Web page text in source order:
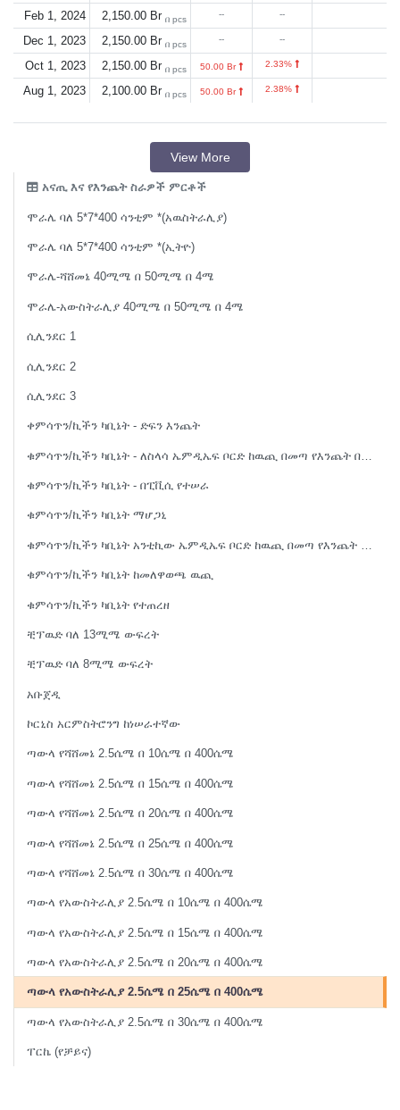
Feb 1, 2024 2,150.00 Br በ pcs -- --
Dec 1, 2023 2,150.00 Br በ pcs -- --
Oct 1, 2023 2,150.00 Br በ pcs 50.00 Br 2.33%
Aug 1, 2023 2,100.00 Br በ pcs 50.00 Br 2.38%
View More
አናጢ እና የእንጨት ስራዎች ምርቶች
ሞራሌ ባለ 5*7*400 ሳንቲም *(አዉስትራሊያ)
ሞራሌ ባለ 5*7*400 ሳንቲም *(ኢትዮ)
ሞራሌ-ሻሸመኔ 40ሚሜ በ 50ሚሜ በ 4ሜ
ሞራሌ-አውስትራሊያ 40ሚሜ በ 50ሚሜ በ 4ሜ
ሲሊንደር 1
ሲሊንደር 2
ሲሊንደር 3
ቀምሳጥን/ኪችን ካቢኔት - ድፍን እንጨት
ቁምሳጥን/ኪችን ካቢኔት - በፒቪሲ የተሠራ
ቁምሳጥን/ኪችን ካቢኔት ማሆጋኒ
ቁምሳጥን/ኪችን ካቢኔት ከመለዋወጫ ዉጪ
ቁምሳጥን/ኪችን ካቢኔት የተጠረዘ
ቺፕዉድ ባለ 13ሚሜ ውፍረት
ቺፕዉድ ባለ 8ሚሜ ውፍረት
አቡጀዲ
ኮርኒስ አርምስትሮንግ ከነሠራተኛው
ጣውላ የሻሸመኔ 2.5ሴሜ በ 10ሴሜ በ 400ሴሜ
ጣውላ የሻሸመኔ 2.5ሴሜ በ 15ሴሜ በ 400ሴሜ
ጣውላ የሻሸመኔ 2.5ሴሜ በ 20ሴሜ በ 400ሴሜ
ጣውላ የሻሸመኔ 2.5ሴሜ በ 25ሴሜ በ 400ሴሜ
ጣውላ የሻሸመኔ 2.5ሴሜ በ 30ሴሜ በ 400ሴሜ
ጣውላ የአውስትራሊያ 2.5ሴሜ በ 10ሴሜ በ 400ሴሜ
ጣውላ የአውስትራሊያ 2.5ሴሜ በ 15ሴሜ በ 400ሴሜ
ጣውላ የአውስትራሊያ 2.5ሴሜ በ 20ሴሜ በ 400ሴሜ
ጣውላ የአውስትራሊያ 2.5ሴሜ በ 25ሴሜ በ 400ሴሜ
ጣውላ የአውስትራሊያ 2.5ሴሜ በ 30ሴሜ በ 400ሴሜ
ፐርኬ (የቻይና)